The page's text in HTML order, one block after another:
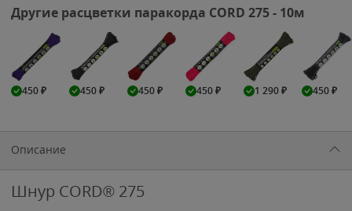
Другие расцветки паракорда CORD 275 - 10м
450₽ 450₽ 450₽ 450₽ 1 290₽ 450₽
Описание
Шнур CORD® 275